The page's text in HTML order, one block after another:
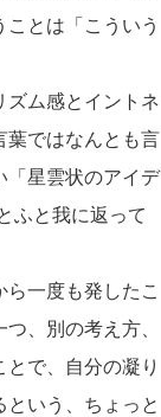
とは「こういう
ム感とイントネ
葉ではなんとも言
「星雲状のアイデ
ふと我に返って
一度も発したこ
、別の考え方、
で、自分の凝り
いう、ちょっと